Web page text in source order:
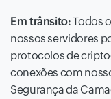
Em trânsito:Todos
nossos servidores
protocolos de
conexões com
Segurança da